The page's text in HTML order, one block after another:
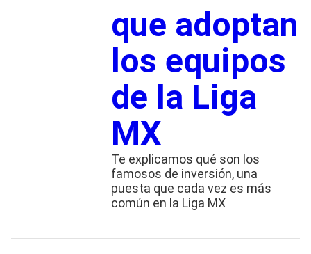
que adoptan
los equipos
de la Liga
MX
Te explicamos qué son los
famosos de inversión, una
puesta que cada vez es más
común en la Liga MX